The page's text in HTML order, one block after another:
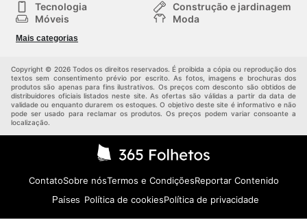
Tecnologia
Construção e jardinagem
Móveis
Moda
Crianças
Mais categorias
Copyright © 2026 Todos os direitos reservados. É proibida a cópia ou reprodução dos
textos sem consentimento prévio por escrito. As fotos, imagens e brochuras dos
produtos são apenas para fins ilustrativos. Os preços com desconto são obtidos de
distribuidores oficiais listados neste site. As ofertas são válidas a partir da data de
validade ou enquanto durarem os estoques. O objetivo deste site é informativo e não
pode ser usado para reclamar os produtos. Os preços podem variar consoante a
localização.
ContatoSobre nósTermos e CondiçõesReportar Contenido
Países Política de cookiesPolítica de privacidade